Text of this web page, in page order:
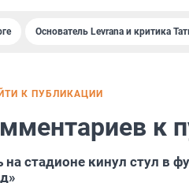
Основатель Levrana и критика
К ПУБЛИКАЦИИ
к
на стадионе кинул стул в